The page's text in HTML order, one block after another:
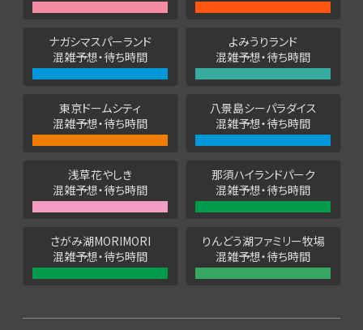
ナガシマスパーランド
混雑予想・待ち時間
よみうりランド
混雑予想・待ち時間
東京ドームシティ
混雑予想・待ち時間
八景島シーパラダイス
混雑予想・待ち時間
浅草花やしき
混雑予想・待ち時間
那須ハイランドパーク
混雑予想・待ち時間
さがみ湖MORIMORI
混雑予想・待ち時間
りんどう湖ファミリー牧場
混雑予想・待ち時間